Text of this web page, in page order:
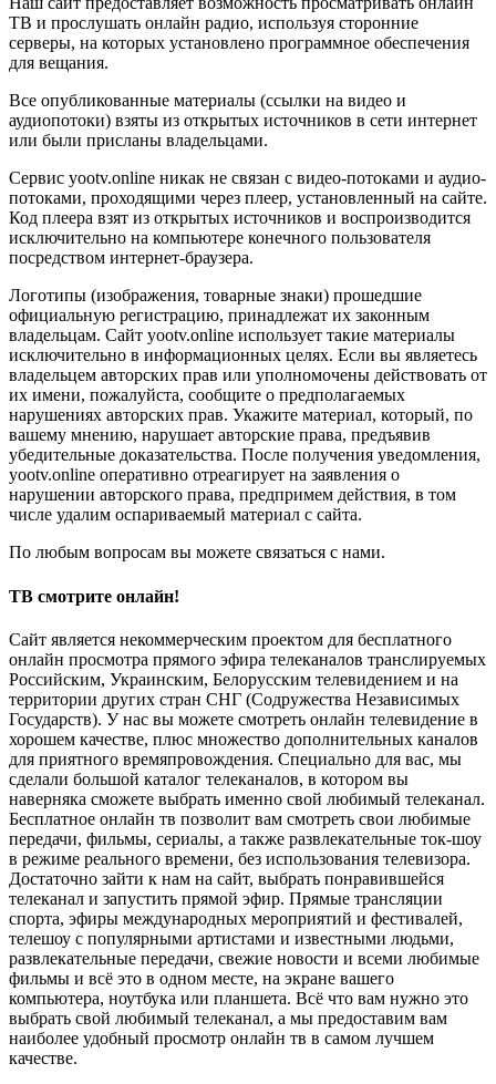
ТВ и прослушать онлайн радио, используя сторонние
серверы, на которых установлено программное обеспечения
для вещания.
Все опубликованные материалы (ссылки на видео и
аудиопотоки) взяты из открытых источников в сети интернет
или были присланы владельцами.
Сервис yootv.online никак не связан с видео-потоками и аудио-
потоками, проходящими через плеер, установленный на сайте.
Код плеера взят из открытых источников и воспроизводится
исключительно на компьютере конечного пользователя
посредством интернет-браузера.
Логотипы (изображения, товарные знаки) прошедшие
официальную регистрацию, принадлежат их законным
владельцам. Сайт yootv.online использует такие материалы
исключительно в информационных целях. Если вы являетесь
владельцем авторских прав или уполномочены действовать от
их имени, пожалуйста, сообщите о предполагаемых
нарушениях авторских прав. Укажите материал, который, по
вашему мнению, нарушает авторские права, предъявив
убедительные доказательства. После получения уведомления,
yootv.online оперативно отреагирует на заявления о
нарушении авторского права, предпримем действия, в том
числе удалим оспариваемый материал с сайта.
По любым вопросам вы можете связаться с нами.
ТВ смотрите онлайн!
Сайт является некоммерческим проектом для бесплатного
онлайн просмотра прямого эфира телеканалов транслируемых
Российским, Украинским, Белорусским телевидением и на
территории других стран СНГ (Содружества Независимых
Государств). У нас вы можете смотреть онлайн телевидение в
хорошем качестве, плюс множество дополнительных каналов
для приятного времяпровождения. Специально для вас, мы
сделали большой каталог телеканалов, в котором вы
наверняка сможете выбрать именно свой любимый телеканал.
Бесплатное онлайн тв позволит вам смотреть свои любимые
передачи, фильмы, сериалы, а также развлекательные ток-шоу
в режиме реального времени, без использования телевизора.
Достаточно зайти к нам на сайт, выбрать понравившейся
телеканал и запустить прямой эфир. Прямые трансляции
спорта, эфиры международных мероприятий и фестивалей,
телешоу с популярными артистами и известными людьми,
развлекательные передачи, свежие новости и всеми любимые
фильмы и всё это в одном месте, на экране вашего
компьютера, ноутбука или планшета. Всё что вам нужно это
выбрать свой любимый телеканал, а мы предоставим вам
наиболее удобный просмотр онлайн тв в самом лучшем
качестве.